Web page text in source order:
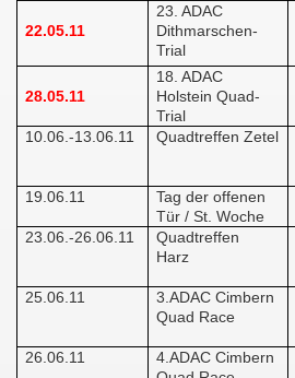
22.05.11
23. ADAC
Dithmarschen-
Trial
28.05.11
18. ADAC
Holstein Quad-
Trial
10.06.-13.06.11 Quadtreffen Zetel
19.06.11
Tag der offenen
Tür / St. Woche
23.06.-26.06.11
Quadtreffen
Harz
25.06.11
3.ADAC Cimbern
Quad Race
26.06.11
4.ADAC Cimbern